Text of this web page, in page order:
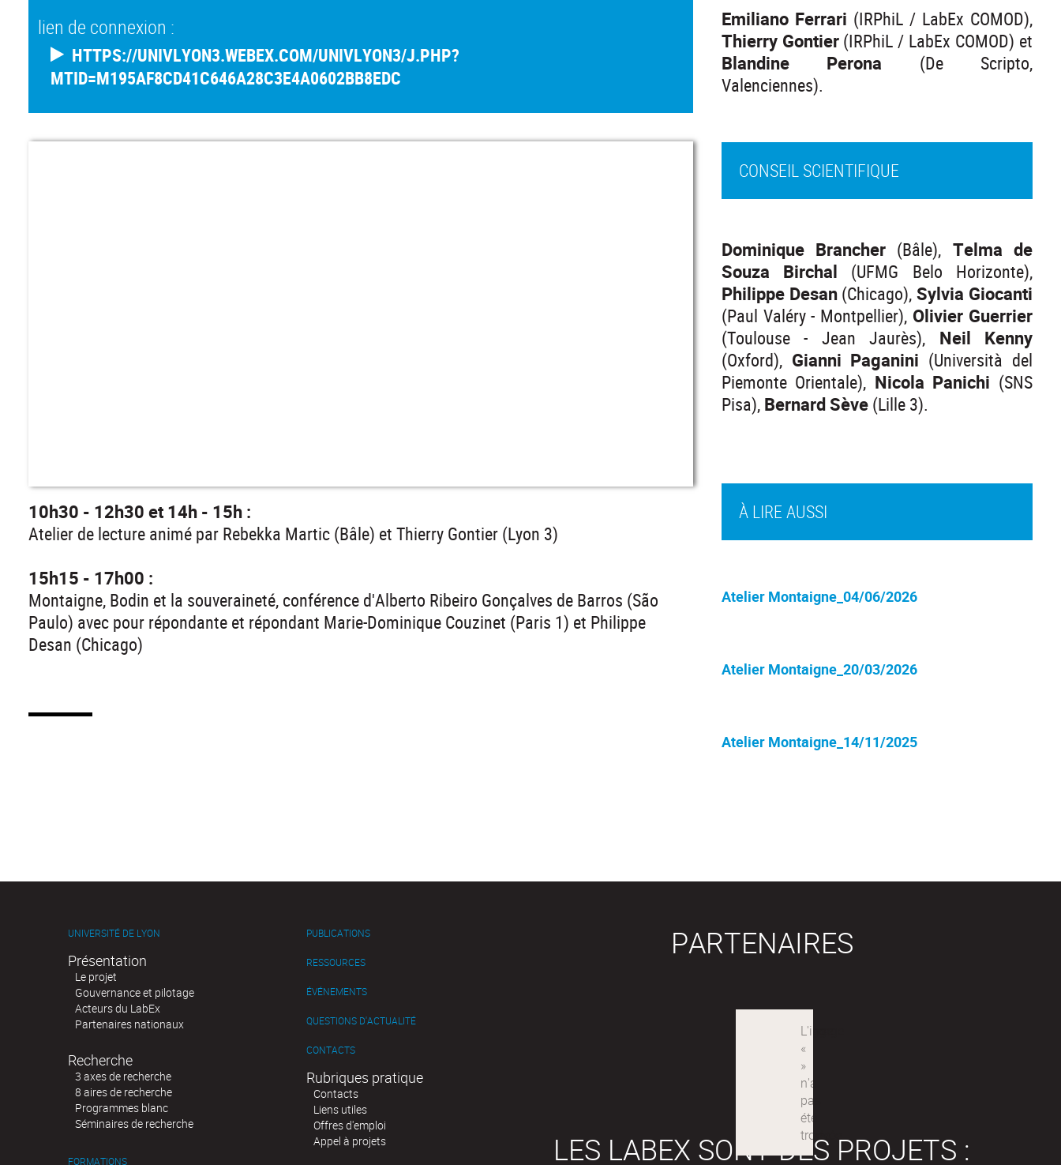
lien de connexion :
HTTPS://UNIVLYON3.WEBEX.COM/UNIVLYON3/J.PHP?
MTID=M195AF8CD41C646A28C3E4A0602BB8EDC
10h30 - 12h30 et 14h - 15h :
Atelier de lecture animé par Rebekka Martic (Bâle) et Thierry Gontier (Lyon 3)
15h15 - 17h00 :
Montaigne, Bodin et la souveraineté, conférence d'Alberto Ribeiro Gonçalves de Barros (São
Paulo) avec pour répondante et répondant Marie-Dominique Couzinet (Paris 1) et Philippe
Desan (Chicago)
À LIRE AUSSI
Atelier Montaigne_04/06/2026
Atelier Montaigne_20/03/2026
Atelier Montaigne_14/11/2025
Emiliano Ferrari (IRPhiL / LabEx COMOD),
Thierry Gontier (IRPhiL / LabEx COMOD) et
Blandine Perona (De Scripto,
Valenciennes).
CONSEIL SCIENTIFIQUE
Dominique Brancher (Bâle), Telma de
Souza Birchal (UFMG Belo Horizonte),
Philippe Desan(Chicago),Sylvia Giocanti
(Paul Valéry - Montpellier), Olivier Guerrier
(Toulouse - Jean Jaurès), Neil Kenny
(Oxford), Gianni Paganini (Università del
Piemonte Orientale), Nicola Panichi (SNS
Pisa), Bernard Sève(Lille 3).
UNIVERSITÉ DE LYON
Présentation
Le projet
Gouvernance et pilotage
Acteurs du LabEx
Partenaires nationaux
Recherche
3 axes de recherche
8 aires de recherche
Programmes blanc
Séminaires de recherche
FORMATIONS
PUBLICATIONS
RESSOURCES
ÉVÉNEMENTS
QUESTIONS D'ACTUALITÉ
CONTACTS
Rubriques pratique
Contacts
Liens utiles
Offres d'emploi
Appel à projets
PARTENAIRES
LES LABEX SONT DES PROJETS :